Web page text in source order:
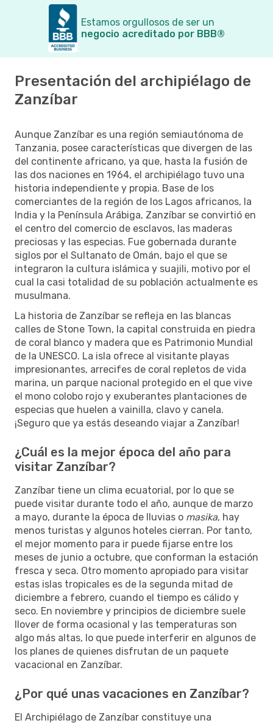
Estamos orgullosos de ser un
negocio acreditado por BBB®
Presentación del archipiélago de
Zanzíbar
Aunque Zanzíbar es una región semiautónoma de
Tanzania, posee características que divergen de las
del continente africano, ya que, hasta la fusión de
las dos naciones en 1964, el archipiélago tuvo una
historia independiente y propia. Base de los
comerciantes de la región de los Lagos africanos, la
India y la Península Arábiga, Zanzíbar se convirtió en
el centro del comercio de esclavos, las maderas
preciosas y las especias. Fue gobernada durante
siglos por el Sultanato de Omán, bajo el que se
integraron la cultura islámica y suajili, motivo por el
cual la casi totalidad de su población actualmente es
musulmana.
La historia de Zanzíbar se refleja en las blancas
calles de Stone Town, la capital construida en piedra
de coral blanco y madera que es Patrimonio Mundial
de la UNESCO. La isla ofrece al visitante playas
impresionantes, arrecifes de coral repletos de vida
marina, un parque nacional protegido en el que vive
el mono colobo rojo y exuberantes plantaciones de
especias que huelen a vainilla, clavo y canela.
¡Seguro que ya estás deseando viajar a Zanzíbar!
¿Cuál es la mejor época del año para
visitar Zanzíbar?
Zanzíbar tiene un clima ecuatorial, por lo que se
puede visitar durante todo el año, aunque de marzo
a mayo, durante la época de lluvias o masika, hay
menos turistas y algunos hoteles cierran. Por tanto,
el mejor momento para ir puede fijarse entre los
meses de junio a octubre, que conforman la estación
fresca y seca. Otro momento apropiado para visitar
estas islas tropicales es de la segunda mitad de
diciembre a febrero, cuando el tiempo es cálido y
seco. En noviembre y principios de diciembre suele
llover de forma ocasional y las temperaturas son
algo más altas, lo que puede interferir en algunos de
los planes de quienes disfrutan de un paquete
vacacional en Zanzíbar.
¿Por qué unas vacaciones en Zanzíbar?
El Archipiélago de Zanzíbar constituye una